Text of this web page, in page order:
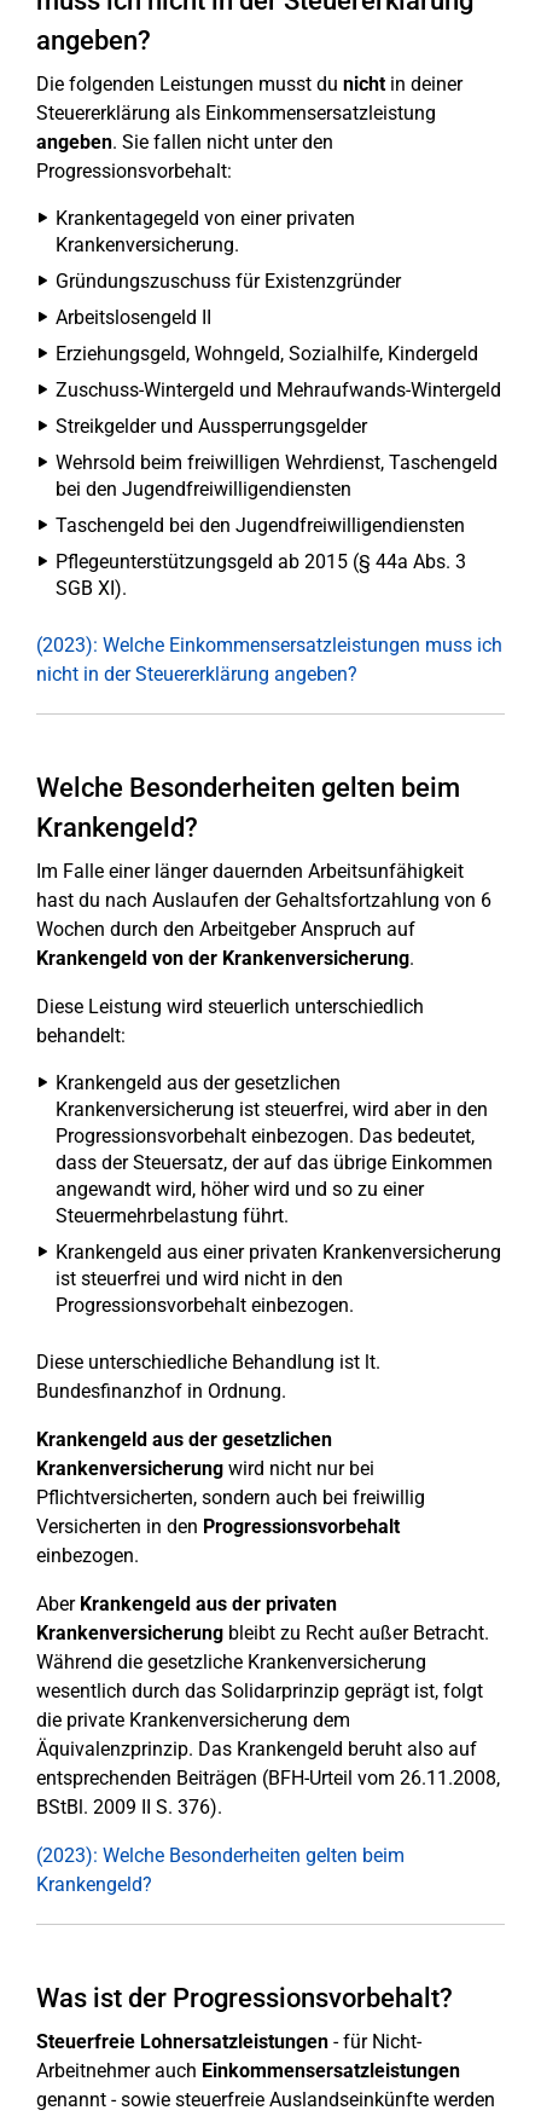
angeben?
Die folgenden Leistungen musst du nichtin deiner
Steuererklärung als Einkommensersatzleistung
angeben. Sie fallen nicht unter den
Progressionsvorbehalt:
Krankentagegeld von einer privaten
Krankenversicherung.
Gründungszuschuss für Existenzgründer
Arbeitslosengeld II
Erziehungsgeld, Wohngeld, Sozialhilfe, Kindergeld
Zuschuss-Wintergeld und Mehraufwands-Wintergeld
Streikgelder und Aussperrungsgelder
Wehrsold beim freiwilligen Wehrdienst, Taschengeld
bei den Jugendfreiwilligendiensten
Taschengeld bei den Jugendfreiwilligendiensten
Pflegeunterstützungsgeld ab 2015 (§ 44a Abs. 3
SGB XI).
(2023): Welche Einkommensersatzleistungen muss ich
nicht in der Steuererklärung angeben?
Welche Besonderheiten gelten beim
Krankengeld?
Im Falle einer länger dauernden Arbeitsunfähigkeit
hast du nach Auslaufen der Gehaltsfortzahlung von 6
Wochen durch den Arbeitgeber Anspruch auf
Krankengeld von der Krankenversicherung.
Diese Leistung wird steuerlich unterschiedlich
behandelt:
Krankengeld aus der gesetzlichen
Krankenversicherung ist steuerfrei, wird aber in den
Progressionsvorbehalt einbezogen. Das bedeutet,
dass der Steuersatz, der auf das übrige Einkommen
angewandt wird, höher wird und so zu einer
Steuermehrbelastung führt.
Krankengeld aus einer privaten Krankenversicherung
ist steuerfrei und wird nicht in den
Progressionsvorbehalt einbezogen.
Diese unterschiedliche Behandlung ist lt.
Bundesfinanzhof in Ordnung.
Krankengeld aus der gesetzlichen
Krankenversicherung wird nicht nur bei
Pflichtversicherten, sondern auch bei freiwillig
Versicherten in den Progressionsvorbehalt
einbezogen.
Aber Krankengeld aus der privaten
Krankenversicherung bleibt zu Recht außer Betracht.
Während die gesetzliche Krankenversicherung
wesentlich durch das Solidarprinzip geprägt ist, folgt
die private Krankenversicherung dem
Äquivalenzprinzip. Das Krankengeld beruht also auf
entsprechenden Beiträgen (BFH-Urteil vom 26.11.2008,
BStBl. 2009 II S. 376).
(2023): Welche Besonderheiten gelten beim
Krankengeld?
Was ist der Progressionsvorbehalt?
Steuerfreie Lohnersatzleistungen - für Nicht-
Arbeitnehmer auch Einkommensersatzleistungen
genannt - sowie steuerfreie Auslandseinkünfte werden